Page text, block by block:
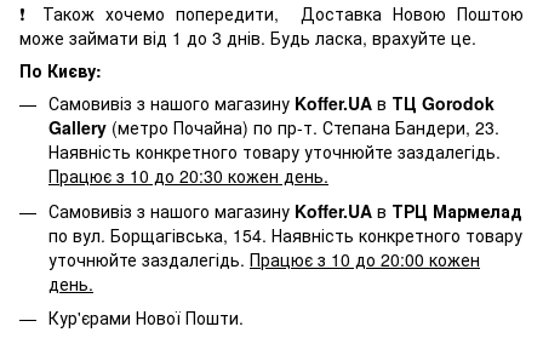
❗ Також хочемо попередити, Доставка Новою Поштою
може займати від 1 до 3 днів. Будь ласка, врахуйте це.
По Києву:
Самовивіз з нашого магазину Koffer.UA в ТЦ Gorodok
Gallery (метро Почайна) по пр-т. Степана Бандери, 23.
Наявність конкретного товару уточнюйте заздалегідь.
Працює з 10 до 20:30 кожен день.
Самовивіз з нашого магазину Koffer.UA в ТРЦ Мармелад
по вул. Борщагівська, 154. Наявність конкретного товару
уточнюйте заздалегідь. Працює з 10 до 20:00 кожен
день.
Кур'єрами Нової Пошти.